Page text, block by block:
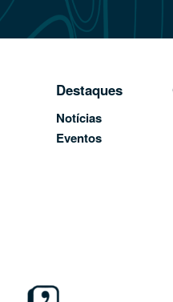
Destaques
Notícias
Eventos